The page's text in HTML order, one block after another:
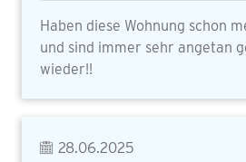
Haben diese Wohnung schon
und sind immer sehr angetan
wieder!!
28.06.2025